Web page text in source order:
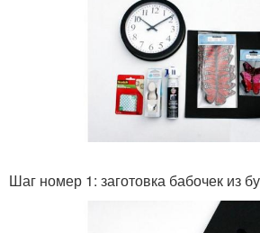
Шаг номер 1: заготовка бабочек из